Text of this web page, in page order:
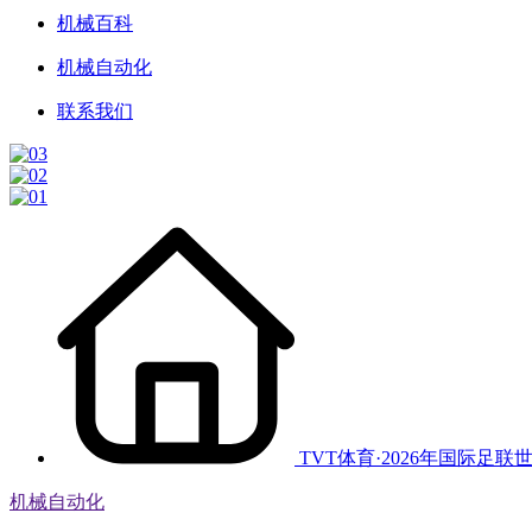
机械百科
机械自动化
联系我们
TVT体育·2026年国际足联
机械自动化